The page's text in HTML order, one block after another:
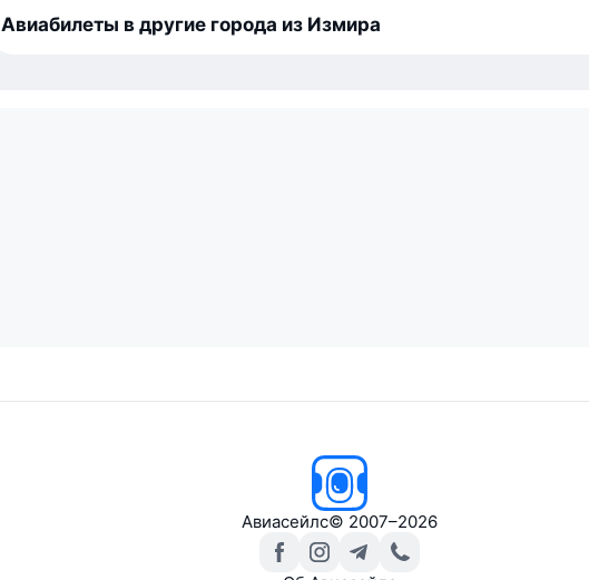
Авиабилеты в другие города из Измира
Авиасейлс© 2007–2026